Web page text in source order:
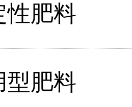
性肥料
型肥料